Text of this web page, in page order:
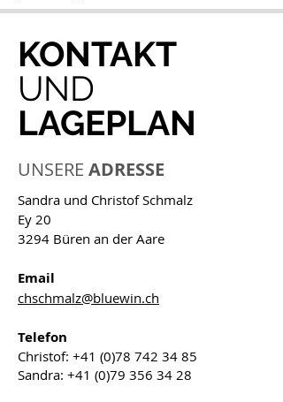
© 2024 jk freelance | Webdesign
KONTAKT
UND
LAGEPLAN
UNSERE ADRESSE
Sandra und Christof Schmalz
Ey 20
3294 Büren an der Aare
Email
chschmalz@bluewin.ch
Telefon
Christof: +41 (0)78 742 34 85
Sandra: +41 (0)79 356 34 28